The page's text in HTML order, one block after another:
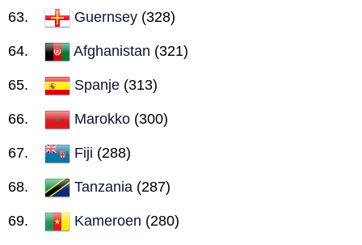
Guernsey (328)
Afghanistan (321)
Spanje (313)
Marokko (300)
Fiji (288)
Tanzania (287)
Kameroen (280)